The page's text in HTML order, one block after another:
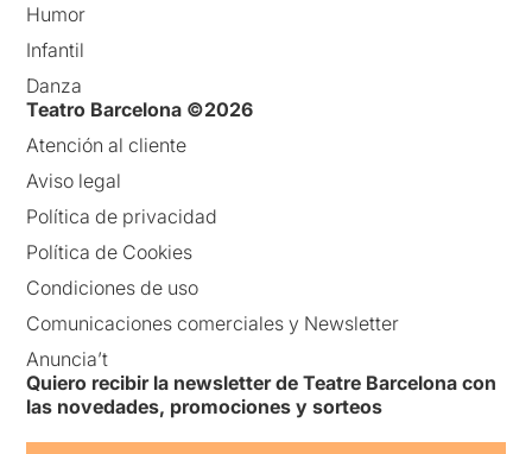
Humor
Infantil
Danza
Teatro Barcelona ©2026
Atención al cliente
Aviso legal
Política de privacidad
Política de Cookies
Condiciones de uso
Comunicaciones comerciales y Newsletter
Anuncia’t
Quiero recibir la newsletter de Teatre Barcelona con
las novedades, promociones y sorteos